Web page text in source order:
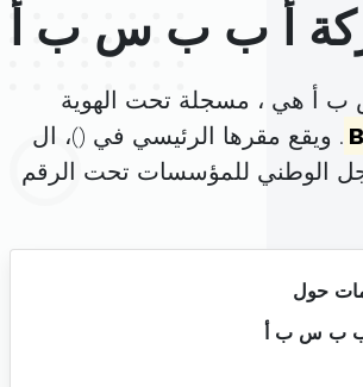
أ ب ب س ب أ
أ هي ، مسجلة تحت الهوية
. ويقع مقرها الرئيسي في ()، ال
الوطني للمؤسسات تحت الرقم
حول
ب س ب أ